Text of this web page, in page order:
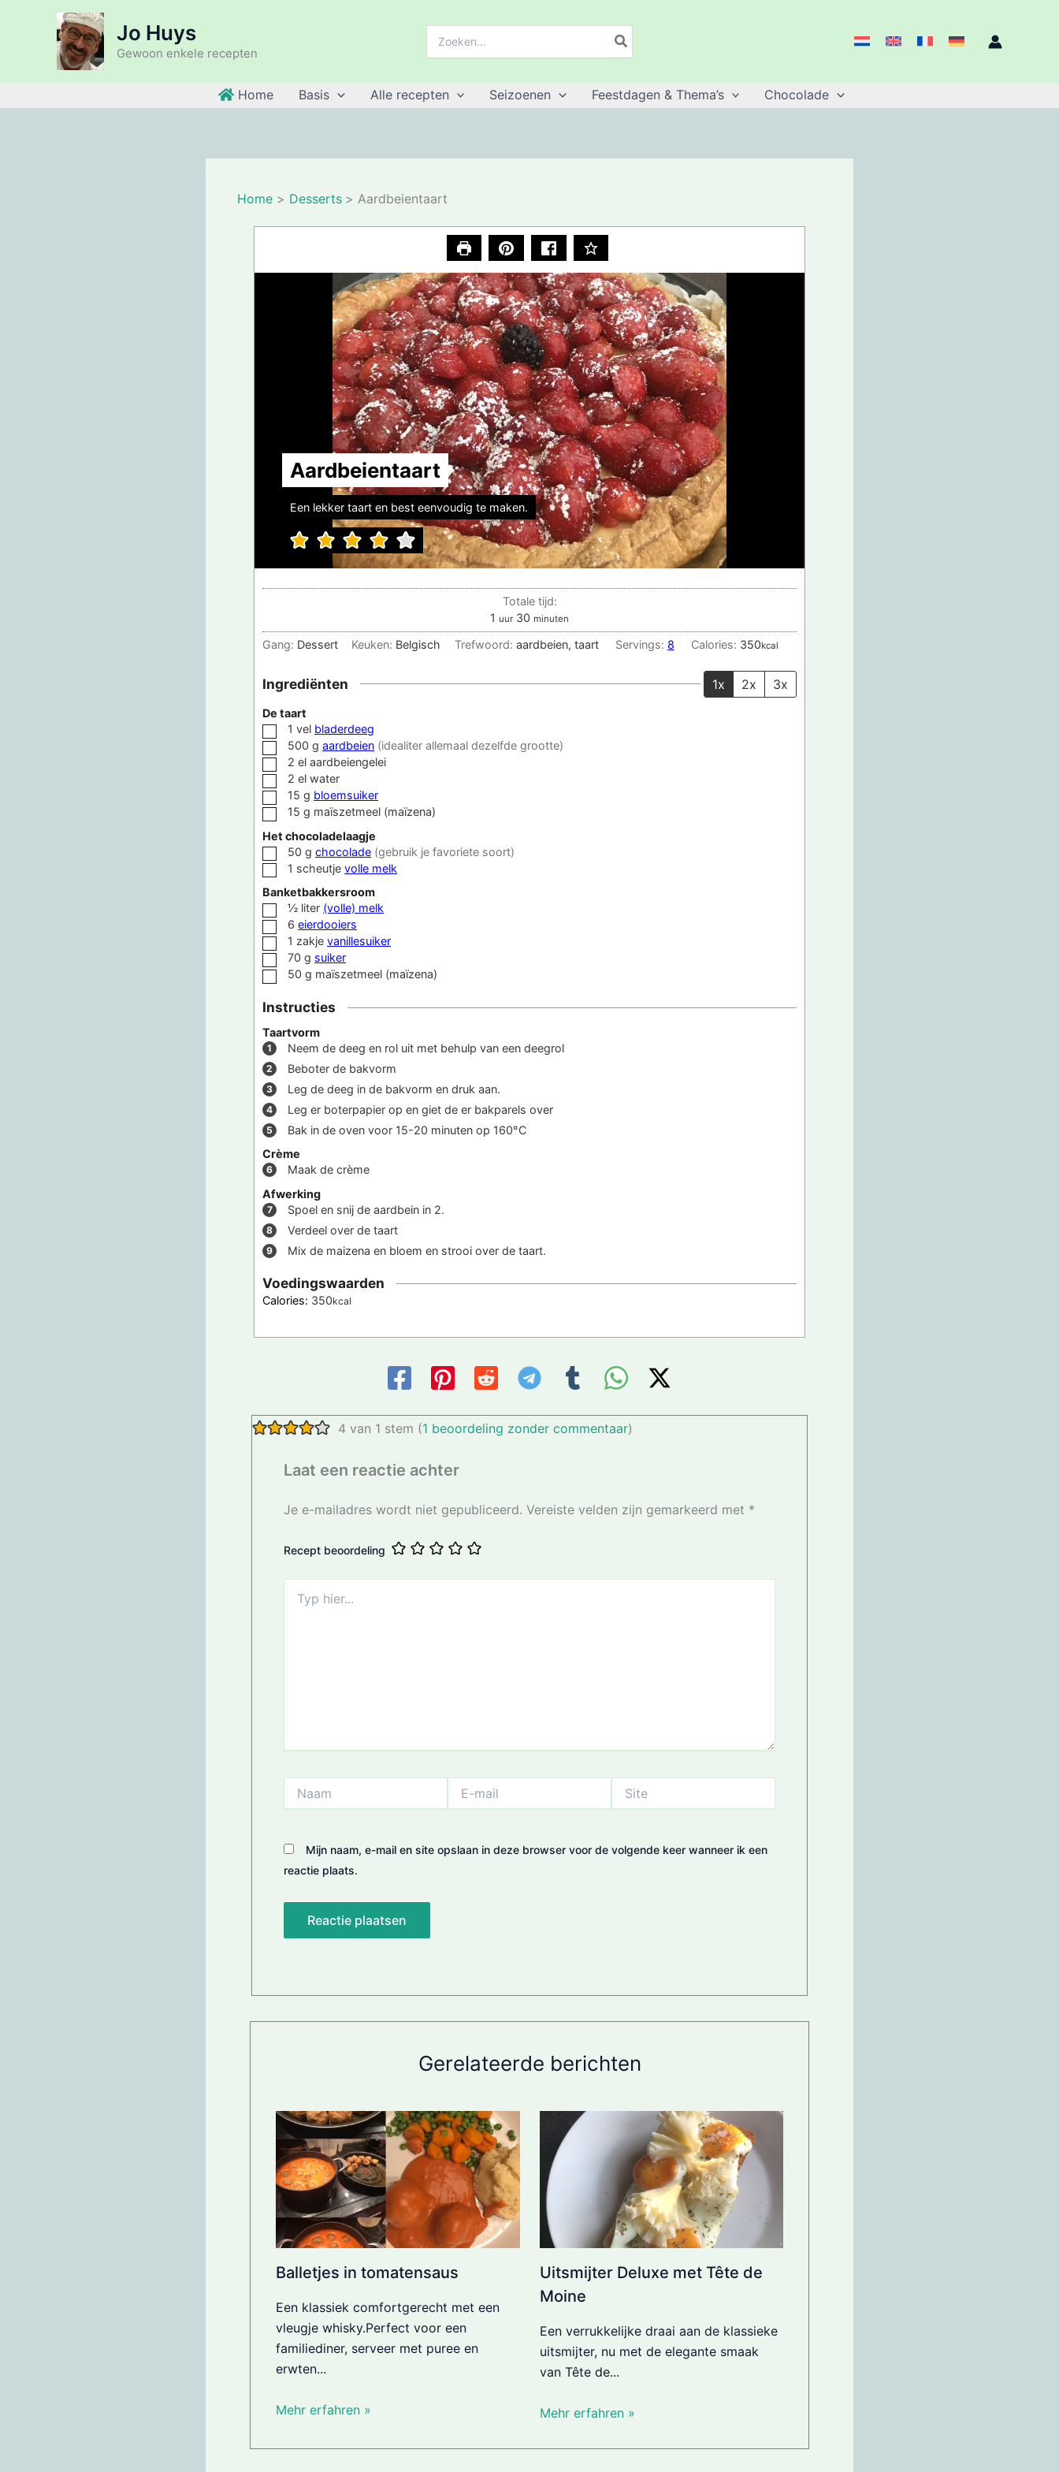
Jo Huys
Gewoon enkele recepten
Home Basis Alle recepten Seizoenen Feestdagen & Thema’s Chocolade
Home Desserts Aardbeientaart
Aardbeientaart
Een lekker taart en best eenvoudig te maken.
Totale tijd:
1 uur
uur 30 minuten
minuten
Gang: Dessert Keuken: Belgisch Trefwoord: aardbeien, taart Servings: 8 Calories: 350kcal
Ingrediënten 1x 2x 3x
De taart
▢1 vel bladerdeeg
▢
500 g aardbeien (idealiter allemaal dezelfde grootte)
▢
2 el aardbeiengelei
▢
2 el water
▢15 g bloemsuiker
▢15 g maïszetmeel (maïzena)
Het chocoladelaagje
▢
50 g chocolade (gebruik je favoriete soort)
▢1 scheutje volle melk
Banketbakkersroom
▢
½ liter (volle) melk
▢
6 eierdooiers
▢1 zakje vanillesuiker
▢
70 g suiker
▢
50 g maïszetmeel (maïzena)
Instructies
Taartvorm
Neem de deeg en rol uit met behulp van een deegrol
Beboter de bakvorm
Leg de deeg in de bakvorm en druk aan.
Leg er boterpapier op en giet de er bakparels over
Bak in de oven voor 15-20 minuten op 160°C
Crème
Maak de crème
Afwerking
Spoel en snij de aardbein in 2.
Verdeel over de taart
Mix de maizena en bloem en strooi over de taart.
Voedingswaarden
Calories: 350kcal
4 van 1 stem (1 beoordeling zonder commentaar)
Laat een reactie achter
Je e-mailadres wordt niet gepubliceerd. Vereiste velden zijn gemarkeerd met *
Recept beoordeling
hier...
mail
Mijn naam, e-mail en site opslaan in deze browser voor de volgende keer wanneer ik een
reactie plaats.
Gerelateerde berichten
Balletjes in tomatensaus
Een klassiek comfortgerecht met een
vleugje whisky.Perfect voor een
familiediner, serveer met puree en
erwten...
Mehr erfahren »
Uitsmijter Deluxe met Tête de
Moine
Een verrukkelijke draai aan de klassieke
uitsmijter, nu met de elegante smaak
van Tête de...
Mehr erfahren »